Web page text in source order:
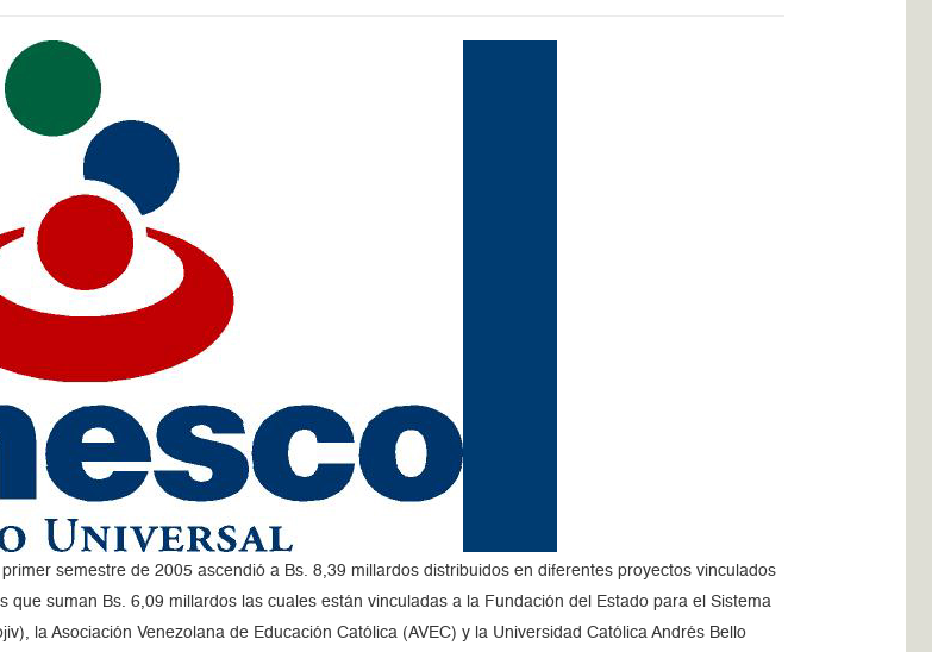
semestre de 2005 ascendió a Bs. 8,39 millardos distribuidos en diferentes proyectos vinculados
suman Bs. 6,09 millardos las cuales están vinculadas a la Fundación del Estado para el Sistema
la Asociación Venezolana de Educación Católica (AVEC) y la Universidad Católica Andrés Bello